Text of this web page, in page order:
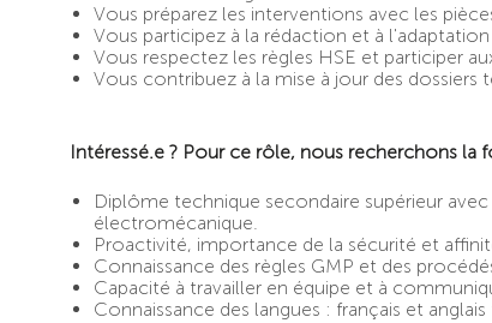
Vous préparez les interventions avec les
Vous participez à la rédaction et à
Vous respectez les règles HSE et participer
Vous contribuez à la mise à jour des dossiers
Intéressé.e ? Pour ce rôle, nous recherchons
Diplôme technique secondaire supérieur
électromécanique.
Proactivité, importance de la sécurité et
Connaissance des règles GMP et des
Capacité à travailler en équipe et à
Connaissance des langues : français et